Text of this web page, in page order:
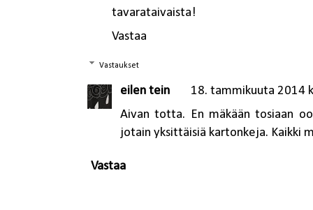
tavarataivaista!
Vastaa
Vastaukset
eilen tein
18. tammikuuta 2014
Aivan totta. En mäkään tosiaan
jotain yksittäisiä kartonkeja. Kaikki
Vastaa